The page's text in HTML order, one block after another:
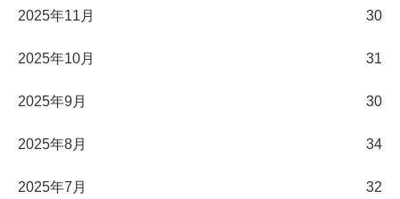
2025年11月 30
2025年10月 31
2025年9月 30
2025年8月 34
2025年7月 32